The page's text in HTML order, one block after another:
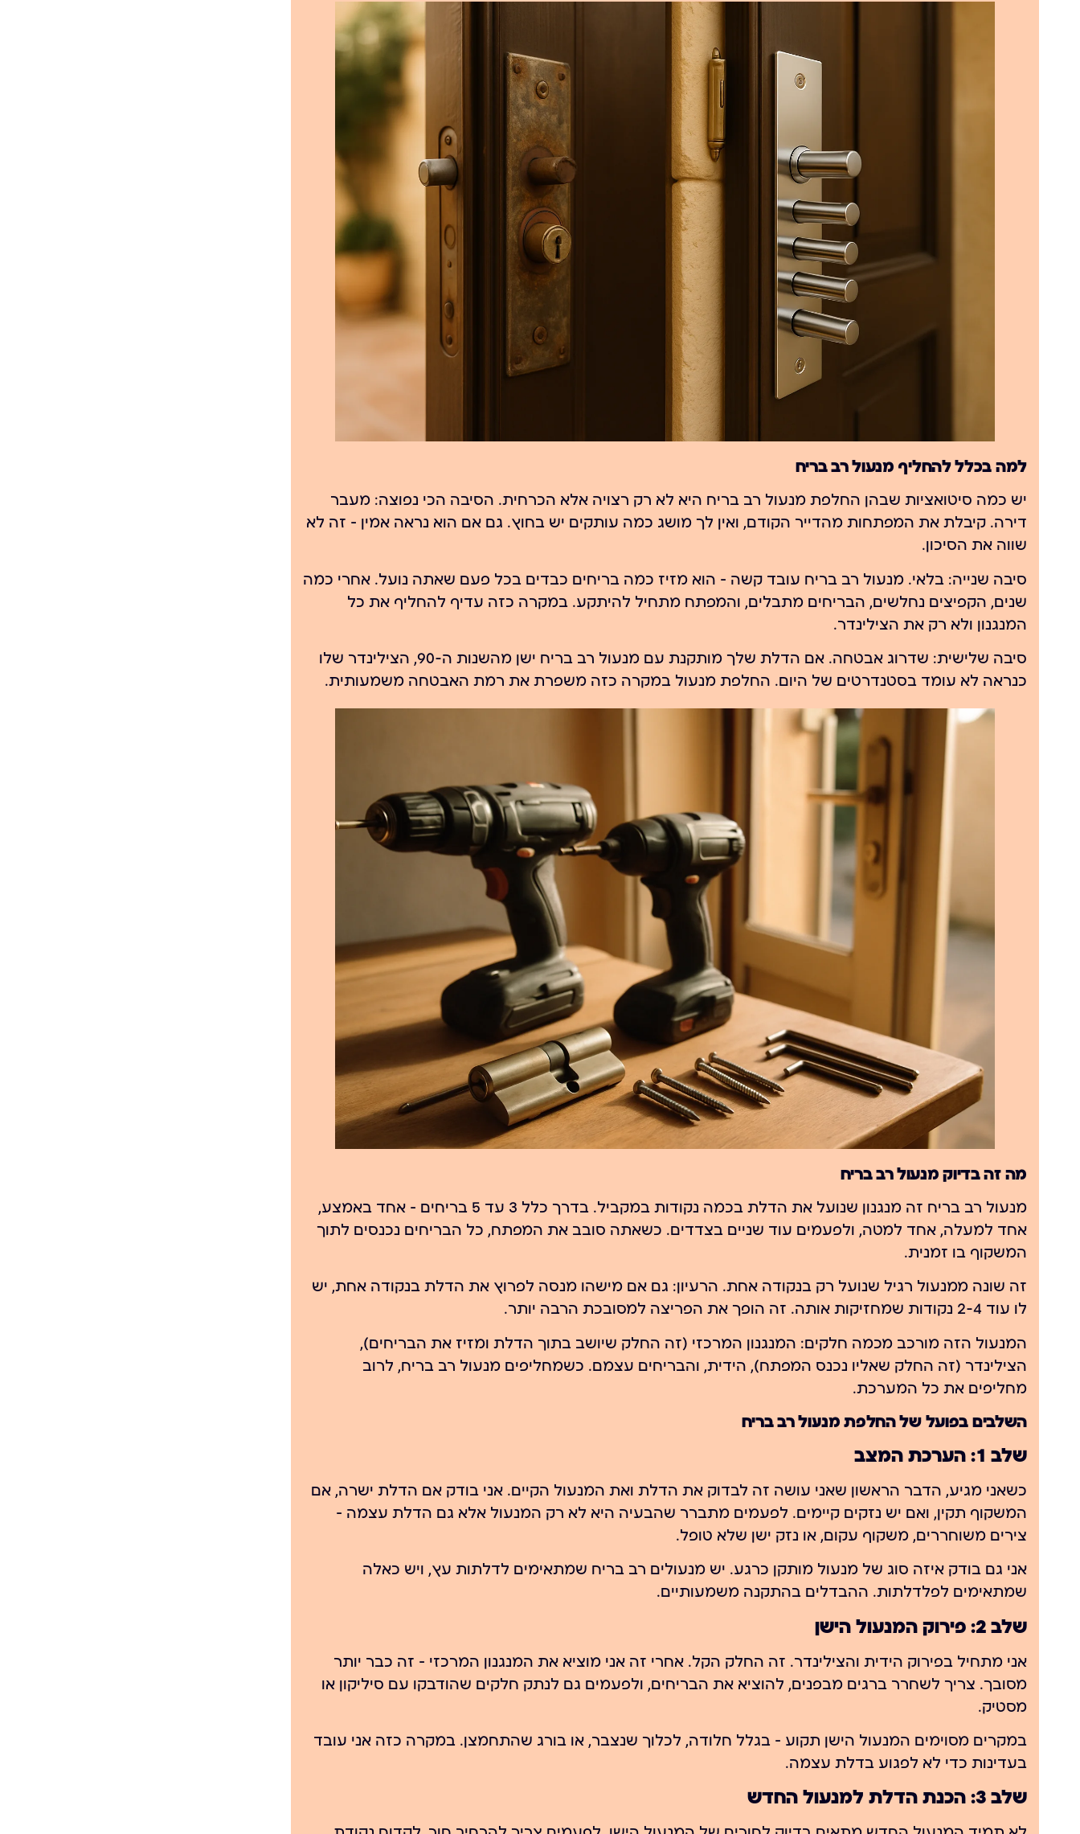
למה בכלל להחליף מנעול רב בריח
יש כמה סיטואציות שבהן החלפת מנעול רב בריח היא לא רק רצויה אלא הכרחית. הסיבה הכי נפוצה: מעבר
דירה. קיבלת את המפתחות מהדייר הקודם, ואין לך מושג כמה עותקים יש בחוץ. גם אם הוא נראה אמין — זה לא
שווה את הסיכון.
סיבה שנייה: בלאי. מנעול רב בריח עובד קשה — הוא מזיז כמה בריחים כבדים בכל פעם שאתה נועל. אחרי כמה
שנים, הקפיצים נחלשים, הבריחים מתבלים, והמפתח מתחיל להיתקע. במקרה כזה עדיף להחליף את כל
המנגנון ולא רק את הצילינדר.
סיבה שלישית: שדרוג אבטחה. אם הדלת שלך מותקנת עם מנעול רב בריח ישן מהשנות ה-90, הצילינדר שלו
כנראה לא עומד בסטנדרטים של היום. החלפת מנעול במקרה כזה משפרת את רמת האבטחה משמעותית.
מה זה בדיוק מנעול רב בריח
מנעול רב בריח זה מנגנון שנועל את הדלת בכמה נקודות במקביל. בדרך כלל 3 עד 5 בריחים — אחד באמצע,
אחד למעלה, אחד למטה, ולפעמים עוד שניים בצדדים. כשאתה סובב את המפתח, כל הבריחים נכנסים לתוך
המשקוף בו זמנית.
זה שונה ממנעול רגיל שנועל רק בנקודה אחת. הרעיון: גם אם מישהו מנסה לפרוץ את הדלת בנקודה אחת, יש
לו עוד 2-4 נקודות שמחזיקות אותה. זה הופך את הפריצה למסובכת הרבה יותר.
המנעול הזה מורכב מכמה חלקים: המנגנון המרכזי (זה החלק שיושב בתוך הדלת ומזיז את הבריחים),
הצילינדר (זה החלק שאליו נכנס המפתח), הידית, והבריחים עצמם. כשמחליפים מנעול רב בריח, לרוב
מחליפים את כל המערכת.
השלבים בפועל של החלפת מנעול רב בריח
שלב 1: הערכת המצב
כשאני מגיע, הדבר הראשון שאני עושה זה לבדוק את הדלת ואת המנעול הקיים. אני בודק אם הדלת ישרה, אם
המשקוף תקין, ואם יש נזקים קיימים. לפעמים מתברר שהבעיה היא לא רק המנעול אלא גם הדלת עצמה —
צירים משוחררים, משקוף עקום, או נזק ישן שלא טופל.
אני גם בודק איזה סוג של מנעול מותקן כרגע. יש מנעולים רב בריח שמתאימים לדלתות עץ, ויש כאלה
שמתאימים לפלדלתות. ההבדלים בהתקנה משמעותיים.
שלב 2: פירוק המנעול הישן
אני מתחיל בפירוק הידית והצילינדר. זה החלק הקל. אחרי זה אני מוציא את המנגנון המרכזי — זה כבר יותר
מסובך. צריך לשחרר ברגים מבפנים, להוציא את הבריחים, ולפעמים גם לנתק חלקים שהודבקו עם סיליקון או
מסטיק.
במקרים מסוימים המנעול הישן תקוע — בגלל חלודה, לכלוך שנצבר, או בורג שהתחמצן. במקרה כזה אני עובד
בעדינות כדי לא לפגוע בדלת עצמה.
שלב 3: הכנת הדלת למנעול החדש